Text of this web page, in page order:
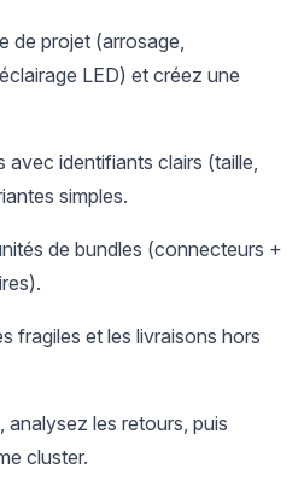
de projet (arrosage,
LED) et créez une
avec identifiants clairs (taille,
simples.
de bundles (connecteurs +
fragiles et les livraisons hors
analysez les retours, puis
cluster.